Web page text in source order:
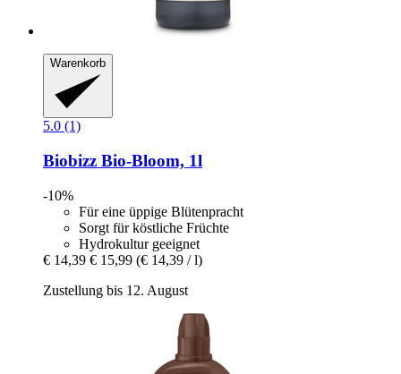
Warenkorb
5.0 (1)
Biobizz Bio-​Bloom, 1l
-10%
Für eine üppige Blütenpracht
Sorgt für köstliche Früchte
Hydrokultur geeignet
€ 14,39 € 15,99 (€ 14,39 / l)
Zustellung bis 12. August